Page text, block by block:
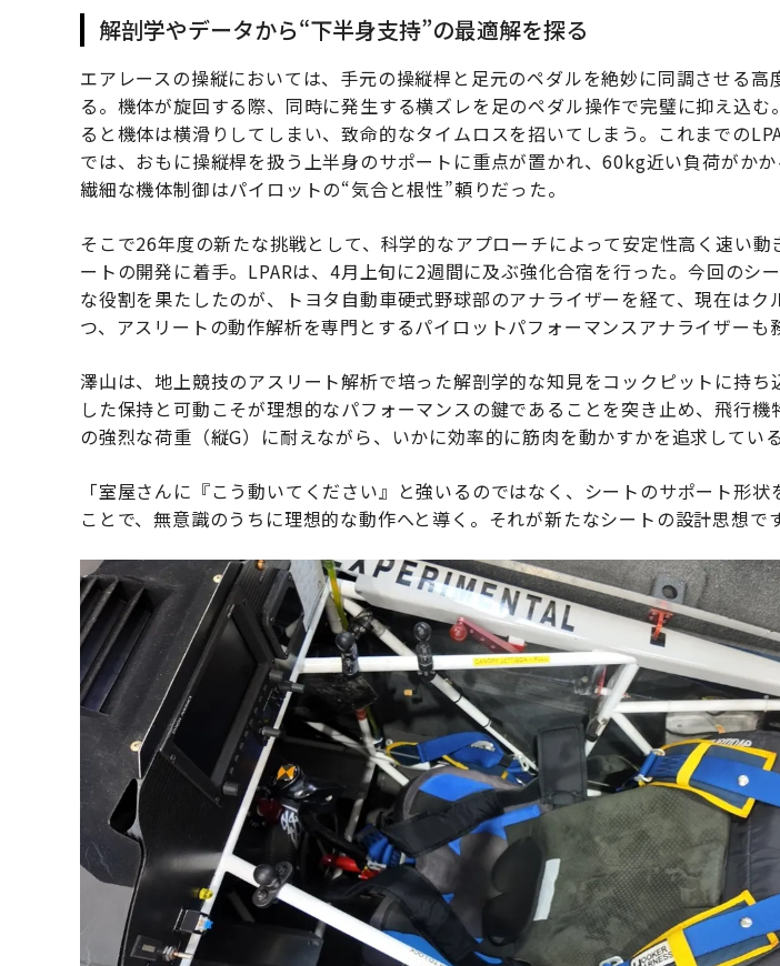
解剖学やデータから“下半身支持”の最適解を探る
エアレースの操縦においては、手元の操縦桿と足元のペダルを絶妙に同調させる高
る。機体が旋回する際、同時に発生する横ズレを足のペダル操作で完璧に抑え込む
ると機体は横滑りしてしまい、致命的なタイムロスを招いてしまう。これまでの
では、おもに操縦桿を扱う上半身のサポートに重点が置かれ、60kg近い負荷がか
繊細な機体制御はパイロットの“気合と根性”頼りだった。
そこで26年度の新たな挑戦として、科学的なアプローチによって安定性高く速い動
ートの開発に着手。LPARは、4月上旬に2週間に及ぶ強化合宿を行った。今回のシ
な役割を果たしたのが、トヨタ自動車硬式野球部のアナライザーを経て、現在はク
つ、アスリートの動作解析を専門とするパイロットパフォーマンスアナライザーも
澤山は、地上競技のアスリート解析で培った解剖学的な知見をコックピットに持ち
した保持と可動こそが理想的なパフォーマンスの鍵であることを突き止め、飛行機
の強烈な荷重（縦G）に耐えながら、いかに効率的に筋肉を動かすかを追求している
「室屋さんに『こう動いてください』と強いるのではなく、シートのサポート形状
ことで、無意識のうちに理想的な動作へと導く。それが新たなシートの設計思想で